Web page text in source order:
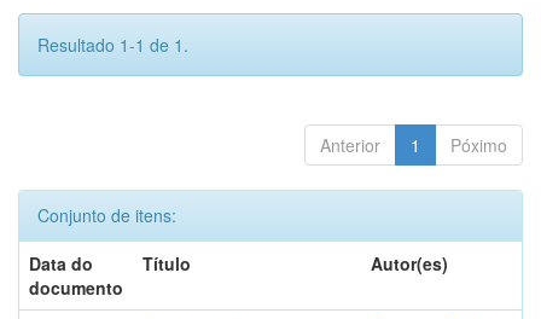
Resultado 1-1 de 1.
Anterior 1 Póximo
Conjunto de itens:
Data do
documento
Título Autor(es)